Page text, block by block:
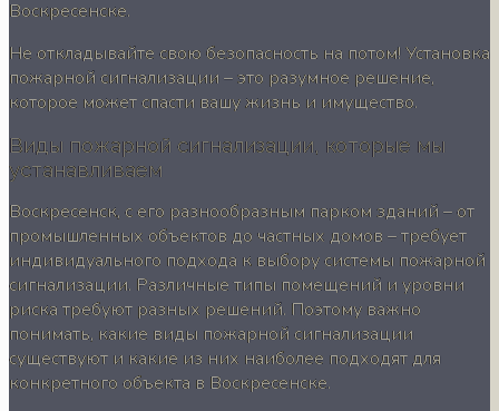
Воскресенске.
Не откладывайте свою безопасность на потом! Установка
пожарной сигнализации – это разумное решение,
которое может спасти вашу жизнь и имущество.
Виды пожарной сигнализации, которые мы
устанавливаем
Воскресенск, с его разнообразным парком зданий – от
промышленных объектов до частных домов – требует
индивидуального подхода к выбору системы пожарной
сигнализации. Различные типы помещений и уровни
риска требуют разных решений. Поэтому важно
понимать, какие виды пожарной сигнализации
существуют и какие из них наиболее подходят для
конкретного объекта в Воскресенске.